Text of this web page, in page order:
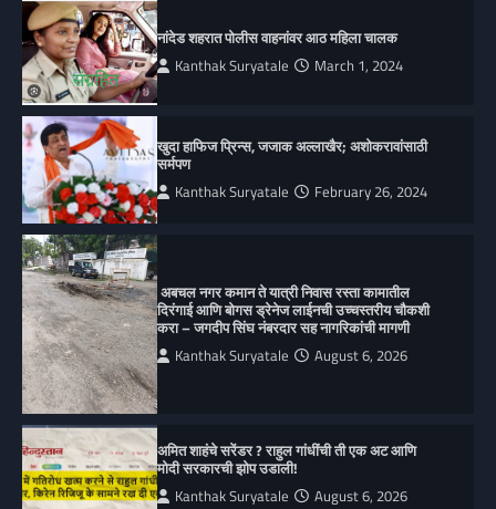
नांदेड शहरात पोलीस वाहनांवर आठ महिला चालक
Kanthak Suryatale March 1, 2024
खुदा हाफिज प्रिन्स, जजाक अल्लाखैर; अशोकरावांसाठी
सर्मपण
Kanthak Suryatale February 26, 2024
अबचल नगर कमान ते यात्री निवास रस्ता कामातील
दिरंगाई आणि बोगस ड्रेनेज लाईनची उच्चस्तरीय चौकशी
करा – जगदीप सिंघ नंबरदार सह नागरिकांची मागणी
Kanthak Suryatale August 6, 2026
अमित शाहंचे सरेंडर ? राहुल गांधींची ती एक अट आणि
मोदी सरकारची झोप उडाली!
Kanthak Suryatale August 6, 2026